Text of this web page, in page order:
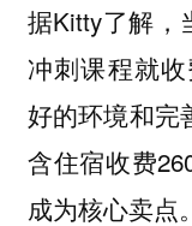
据Kitty了解，
冲刺课程就
好的环境和完
含住宿收费
成为核心卖点。